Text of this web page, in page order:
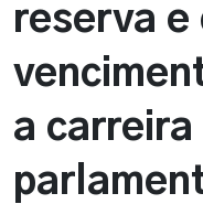
reserva e
a